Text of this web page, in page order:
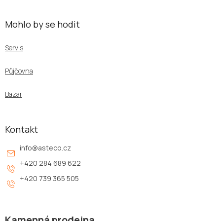
Mohlo by se hodit
Servis
Půjčovna
Bazar
Kontakt
info@asteco.cz
+420 284 689 622
+420 739 365 505